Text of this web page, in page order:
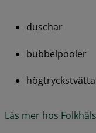
duschar
bubbelpooler
Läs mer hos